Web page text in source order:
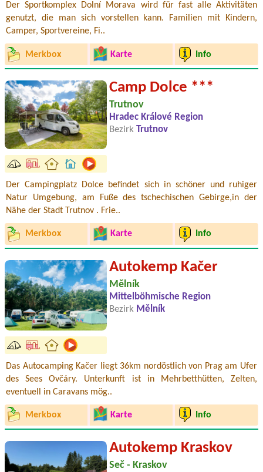
Der Sportkomplex Dolní Morava wird für fast alle Aktivitäten
genutzt, die man sich vorstellen kann. Familien mit Kindern,
Camper, Sportvereine, Fi..
Merkbox Karte Info
Camp Dolce ***
Trutnov
Hradec Králové Region
Bezirk
Trutnov
Der Campingplatz Dolce befindet sich in schöner und ruhiger
Natur Umgebung, am Fuße des tschechischen Gebirge,in der
Nähe der Stadt Trutnov . Frie..
Merkbox Karte Info
Autokemp Kačer
Mělník
Mittelböhmische Region
Bezirk Mělník
Das Autocamping Kačer liegt 36km nordöstlich von Prag am Ufer
des Sees Ovčáry. Unterkunft ist in Mehrbetthütten, Zelten,
eventuell in Caravans mög..
Merkbox Karte Info
Autokemp Kraskov
Seč - Kraskov